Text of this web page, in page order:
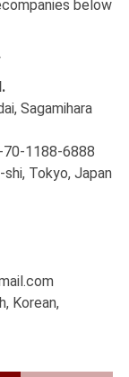
below
Sagamihara
1188-6888
Tokyo, Japan
Korean,